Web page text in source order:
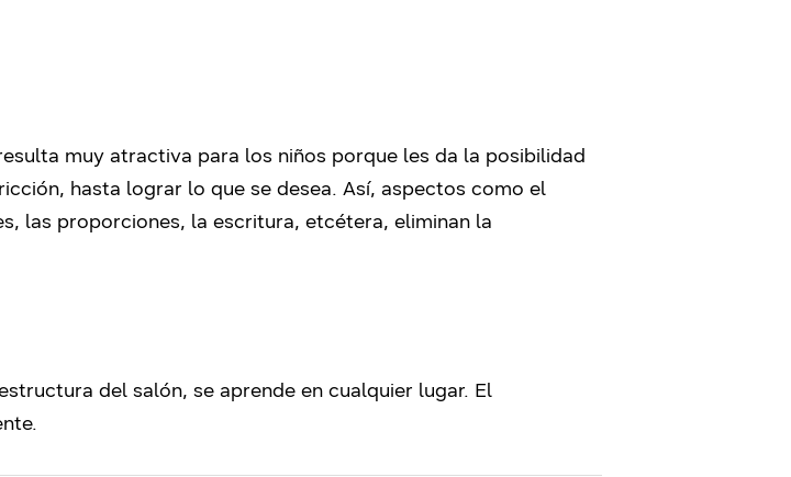
muy atractiva para los niños porque les da la posibilidad
hasta lograr lo que se desea. Así, aspectos como el
las proporciones, la escritura, etcétera, eliminan la
del salón, se aprende en cualquier lugar. El